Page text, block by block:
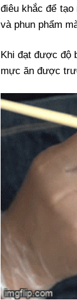
điêu khắc để
và phun phẩm
Khi đạt được độ
mực ăn được